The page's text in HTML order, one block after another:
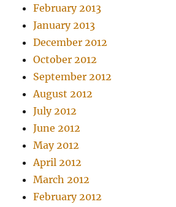
February 2013
January 2013
December 2012
October 2012
September 2012
August 2012
July 2012
June 2012
May 2012
April 2012
March 2012
February 2012